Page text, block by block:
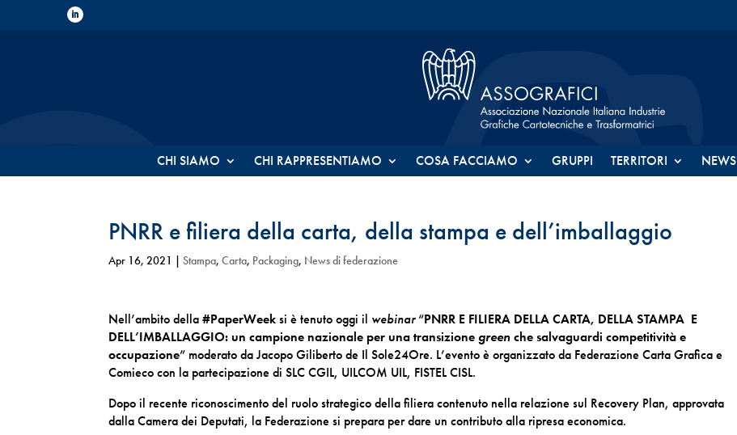
CHI SIAMO CHI RAPPRESENTIAMO COSA FACCIAMO GRUPPI TERRITORI NEWS
PNRR e filiera della carta, della stampa e dell’imballaggio
Apr 16, 2021 |Stampa,Carta, Packaging, News di federazione
Nell’ambito della #PaperWeeksi è tenuto oggi il webinar“PNRR E FILIERA DELLA CARTA, DELLA STAMPA E
DELL’IMBALLAGGIO: un campione nazionale per una transizione greenche salvaguardi competitività e
occupazione” moderato da Jacopo Giliberto de Il Sole24Ore. L’evento è organizzato da Federazione Carta Grafica e
Comieco con la partecipazione di SLC CGIL, UILCOM UIL, FISTEL CISL.
Dopo il recente riconoscimento del ruolo strategico della filieracontenuto nella relazione sul Recovery Plan,approvata
dallaCamera dei Deputati, la Federazione si prepara per dare un contributo alla ripresa economica.